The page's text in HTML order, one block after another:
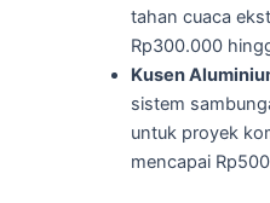
tahan cuaca
Rp300.000
Kusen
sistem
untuk proyek
mencapai